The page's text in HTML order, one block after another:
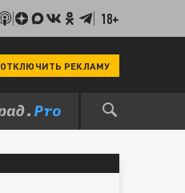
18+
ОТКЛЮЧИТЬ РЕКЛАМУ